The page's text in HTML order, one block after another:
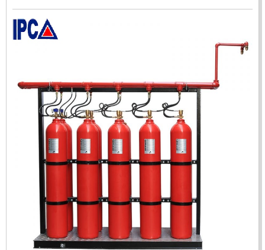
ĐẦU BÁO TIA LỬA IR3 RX500 CHỐNG CHÁY NỔ TIÊU
CHUẨN FM HÀN QUỐC
LIÊN HỆ
Mã sản phẩm: RX500